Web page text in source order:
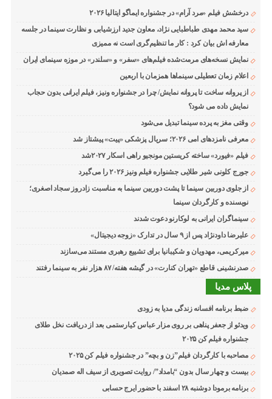
درخشش فیلم «مرد آرام» در جشنواره ایماگو ایتالیا ۲۰۲۶
سید محمد مهدی طباطبایی نژاد، معاون جدید ارزشیابی و نظارت سینما در جلسه
معارفه اش بیان کرد : کار ما تنظیم‌گری است نه ممیزی
نمایش نسخه‌های مرمت‌شده فیلم‌های «سفر» و «سلندر» در موزه سینمای ایران
اعلام زمان تعطیلی سینماها همزمان با اربعین
از پروانه ساخت تا پروانه نمایش/ چرا در جشنواره ونیز، فیلم ایرانی بدون حجاب
نمایش داده می شود؟
وقتی مغز به پرده سینما تبدیل می‌شود
معرفی نامزدهای امی ۲۰۲۶؛ سریال پزشکی «پیت» پیشتاز شد
فیلم «فیورد» ساخته کریستین مونجیو راهی اسکار ۲۰۲۷شد
جورج کلونی شیر طلایی جشنواره فیلم ونیز ۲۰۲۶ را می‌گیرد
از جلوی دوربین سینما تا پشت دوربین سینما به مناسبت زادروز سجاد اصغری؛
نویسنده و کارگردان سینما
سینماگران ایرانی به لوکارنو دعوت شدند
علیرضا داودنژاد پس از ۹ سال در تدارک «زوجه دیجیتال»
میرکریمی، مهدویان و شکیبانیا برای تشییع رهبری مستند می‌سازند
صدرنشینی قاطع «تهران کنارت» در گیشه هفته/ ۸۷ هزار نفر به سینما رفتند
پلاس مدیا
ضبط برنامه افسانه زندگی مدیا به زودی
ویدئو از جعفر پناهی بر روی مزار عباس کیارستمی بعد از دریافت نخل طلای
جشنواره فیلم کن ۲۰۲۵
مصاحبه با کارگردان فیلم”زن و بچه” در جشنواره فیلم کن ۲۰۲۵
بیست و چهار سال بدون “بامداد”/ روایت تصویری از سیف اله صمدیان
برنامه برمودا دوشنبه ۲۸ اسفند با حضور ایرج حسابی